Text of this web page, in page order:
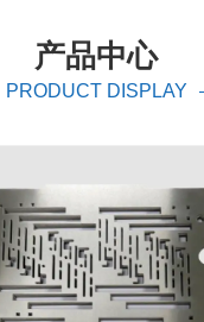
产品中心
PRODUCT DISPLAY